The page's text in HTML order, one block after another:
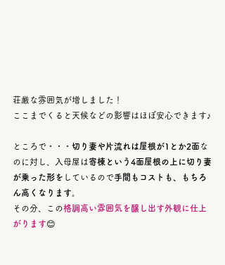
荘厳な雰囲気が増しました！
ここまでくると天候などの影響はほぼ安心できます♪
ところで・・・ 切り妻や片流れは屋根が1とか2面 な
のに対し、入母屋は寄棟という4面屋根の上に切り妻
が乗った形を しているので手間もコストも、もちろ
ん高くなります。
その分、この格調高い雰囲気を醸し出す外観に仕上
がります😊